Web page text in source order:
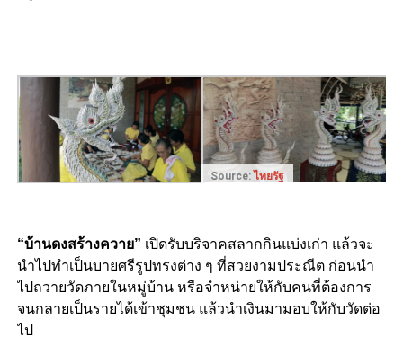
Source: ไทยรัฐ
“บ้านดงสร้างควาย” เปิดรับบริจาคสลากกินแบ่งเก่า แล้วจะ
นำไปทำเป็นบายศรีรูปทรงต่าง ๆ ที่สวยงามประณีต ก่อนนำ
ไปถวายวัดภายในหมู่บ้าน หรือจำหน่ายให้กับคนที่ต้องการ
จนกลายเป็นรายได้เข้าชุมชน แล้วนำเงินมามอบให้กับวัดต่อ
ไป